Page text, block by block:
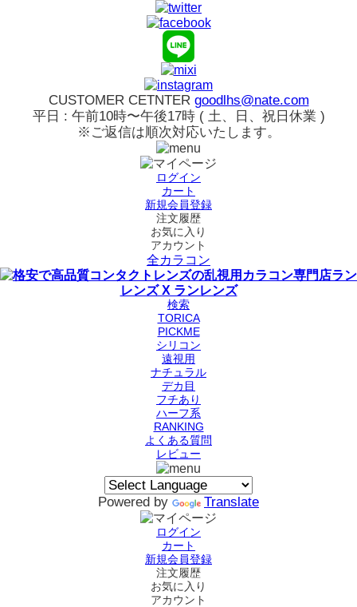
CUSTOMER CETNTER goodlhs@nate.com
平日 : 午前10時〜午後17時 ( 土、日、祝日休業 )
※ご返信は順次対応いたします。
ログイン
カート
新規会員登録
注文履歴
お気に入り
アカウント
全カラコン
検索
TORICA
PICKME
シリコン
遠視用
ナチュラル
デカ目
フチあり
ハーフ系
RANKING
よくある質問
レビュー
Powered by Translate
ログイン
カート
新規会員登録
注文履歴
お気に入り
アカウント